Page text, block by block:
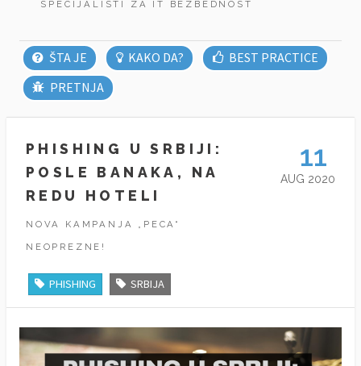
ŠTA JE KAKO DA?
BEST PRACTICE
PRETNJA
PHISHING U SRBIJI:
POSLE BANAKA, NA
REDU HOTELI
NOVA KAMPANJA „PECA“
NEOPREZNE!
PHISHING SRBIJA
11
AUG 2020
SPECIJALISTI ZA IT BEZBEDNOST